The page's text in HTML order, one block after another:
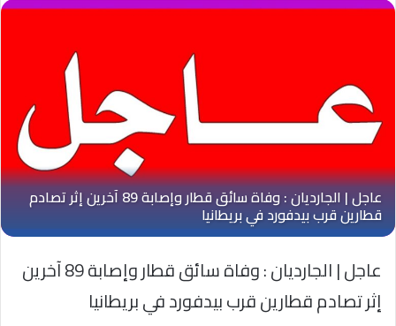
عاجل | الجارديان : وفاة سائق قطار وإصابة 89 آخرين
إثر تصادم قطارين قرب بيدفورد في بريطانيا